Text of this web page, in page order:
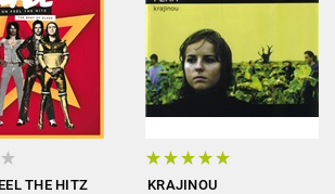
THE HITZ
KRAJINOU